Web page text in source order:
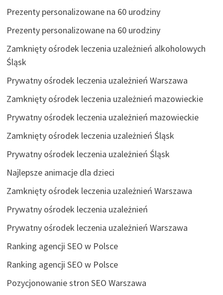
Prezenty personalizowane na 60 urodziny
Prezenty personalizowane na 60 urodziny
Zamknięty ośrodek leczenia uzależnień alkoholowych
Śląsk
Prywatny ośrodek leczenia uzależnień Warszawa
Zamknięty ośrodek leczenia uzależnień mazowieckie
Prywatny ośrodek leczenia uzależnień mazowieckie
Zamknięty ośrodek leczenia uzależnień Śląsk
Prywatny ośrodek leczenia uzależnień Śląsk
Najlepsze animacje dla dzieci
Zamknięty ośrodek leczenia uzależnień Warszawa
Prywatny ośrodek leczenia uzależnień
Prywatny ośrodek leczenia uzależnień Warszawa
Ranking agencji SEO w Polsce
Ranking agencji SEO w Polsce
Pozycjonowanie stron SEO Warszawa